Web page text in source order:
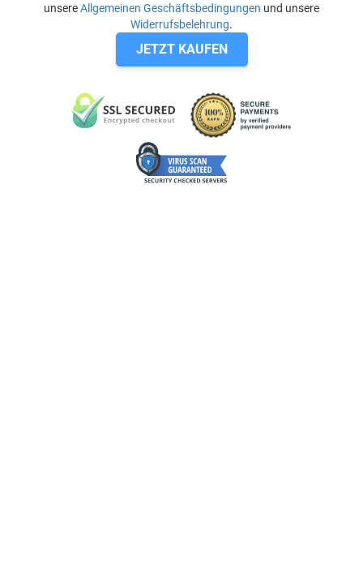
unsereAllgemeinen Geschäftsbedingungen und unsere
Widerrufsbelehrung.
JETZT KAUFEN